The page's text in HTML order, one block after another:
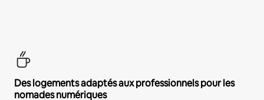
Des logements adaptés aux professionnels pour les
nomades numériques